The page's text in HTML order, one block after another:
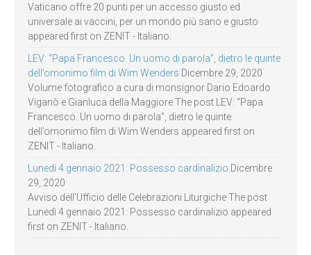
Vaticano offre 20 punti per un accesso giusto ed
universale ai vaccini, per un mondo più sano e giusto
appeared first on ZENIT - Italiano.
LEV: “Papa Francesco. Un uomo di parola”, dietro le quinte
dell’omonimo film di Wim Wenders Dicembre 29, 2020
Volume fotografico a cura di monsignor Dario Edoardo
Viganò e Gianluca della Maggiore The post LEV: “Papa
Francesco. Un uomo di parola”, dietro le quinte
dell’omonimo film di Wim Wenders appeared first on
ZENIT - Italiano.
Lunedì 4 gennaio 2021: Possesso cardinalizio Dicembre
29, 2020
Avviso dell’Ufficio delle Celebrazioni Liturgiche The post
Lunedì 4 gennaio 2021: Possesso cardinalizio appeared
first on ZENIT - Italiano.